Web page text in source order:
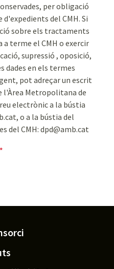
per obligació
del CMH. Si
sobre els tractaments
a terme el CMH o exercir
supressió , oposició,
en els termes
pot adreçar un escrit
l'Àrea Metropolitana de
electrònic a la bústia
o a la bústia del
del CMH: dpd@amb.cat
*